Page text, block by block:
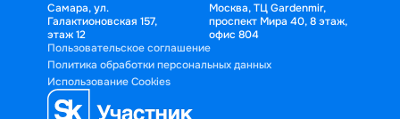
Самара, ул.
Галактионовская 157,
этаж 12
Москва, ТЦ Gardenmir,
проспект Мира 40, 8 этаж,
офис 804
Пользовательское соглашение
Политика обработки персональных данных
Использование Cookies